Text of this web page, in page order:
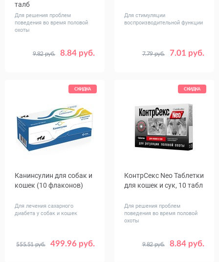
талб
Для решения проблем
поведения во время половой
охоты
8.84 руб.
9.82 руб.
Для стимуляции
воспроизводительной функции
7.01 руб.
7.79 руб.
СКИДКА
Канинсулин для собак и
кошек (10 флаконов)
Для лечения сахарного
диабета у собак и кошек
499.96 руб.
555.51 руб.
СКИДКА
КонтрСекс Neo Таблетки
для кошек и сук, 10 табл
Для решения проблем
поведения во время половой
охоты
8.84 руб.
9.82 руб.